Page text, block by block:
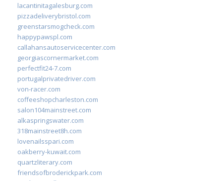
lacantinitagalesburg.com
pizzadeliverybristol.com
greenstarsmogcheck.com
happypawspl.com
callahansautoservicecenter.com
georgiascornermarket.com
perfectfit24-7.com
portugalprivatedriver.com
von-racer.com
coffeeshopcharleston.com
salon104mainstreet.com
alkaspringswater.com
318mainstreet8h.com
lovenailsspari.com
oakberry-kuwait.com
quartzliterary.com
friendsofbroderickpark.com